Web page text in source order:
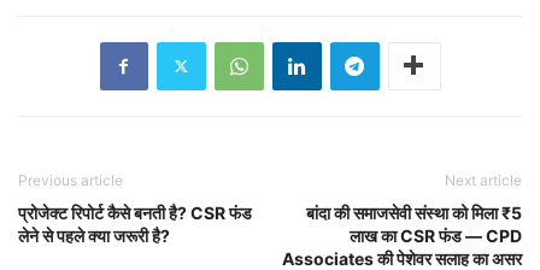
Previous article
प्रोजेक्ट रिपोर्ट कैसे बनती है? CSR फंड
लेने से पहले क्या जरूरी है?
Next article
बांदा की समाजसेवी संस्था को मिला ₹5
लाख का CSR फंड — CPD
Associates की पेशेवर सलाह का असर